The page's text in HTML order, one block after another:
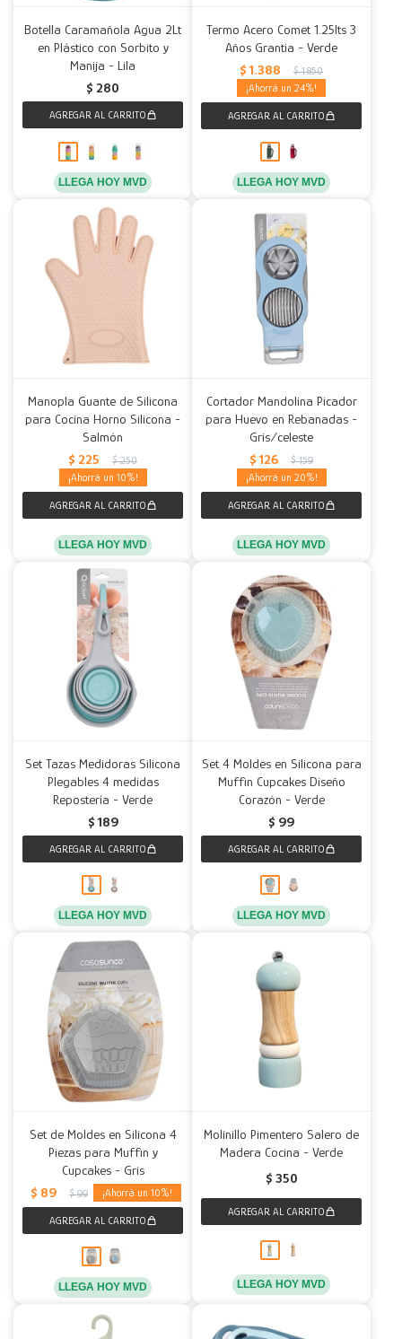
Botella Caramañola Agua 2Lt
en Plástico con Sorbito y
Manija - Lila
$ 280
LLEGA HOY MVD
Termo Acero Comet 1.25lts 3
Años Grantia - Verde
$ 1.388 $ 1.850
24
LLEGA HOY MVD
Manopla Guante de Silicona
para Cocina Horno Silicona -
Salmón
$ 225 $ 250
10
LLEGA HOY MVD
Cortador Mandolina Picador
para Huevo en Rebanadas -
Gris/celeste
$ 126 $ 159
20
LLEGA HOY MVD
Set Tazas Medidoras Silicona
Plegables 4 medidas
Repostería - Verde
$ 189
LLEGA HOY MVD
Set 4 Moldes en Silicona para
Muffin Cupcakes Diseño
Corazón - Verde
$ 99
LLEGA HOY MVD
Set de Moldes en Silicona 4
Piezas para Muffin y
Cupcakes - Gris
$ 89 $ 99 10
LLEGA HOY MVD
Molinillo Pimentero Salero de
Madera Cocina - Verde
$ 350
LLEGA HOY MVD